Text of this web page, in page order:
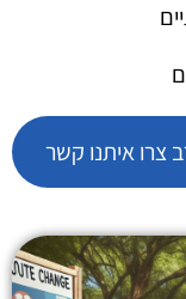
איתנו קשר